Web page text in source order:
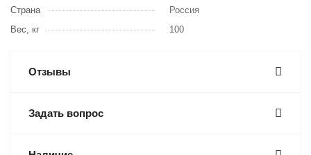
Страна
Россия
Вес, кг
100
Отзывы
Задать вопрос